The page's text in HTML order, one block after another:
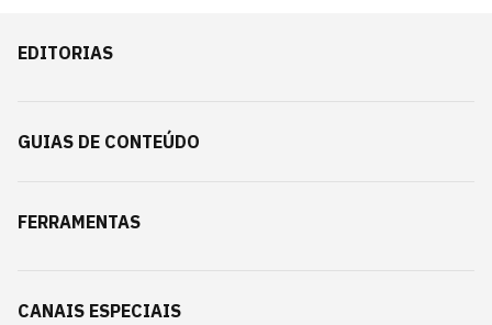
EDITORIAS
GUIAS DE CONTEÚDO
FERRAMENTAS
CANAIS ESPECIAIS